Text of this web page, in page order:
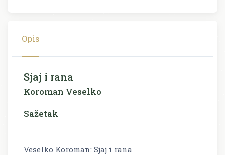
Opis
Sjaj i rana
Koroman Veselko
Sažetak
Veselko Koroman: Sjaj i rana